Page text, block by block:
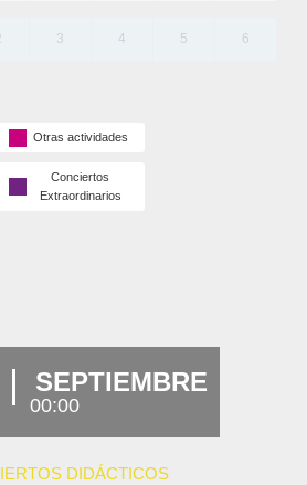
3 4 5 6
Otras actividades
Conciertos
Extraordinarios
SEPTIEMBRE
00:00
DIDÁCTICOS